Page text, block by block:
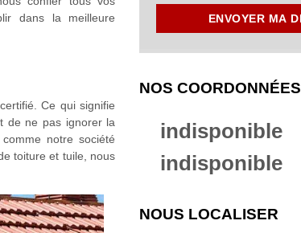
dans la meilleure
Ce qui signifie
de ne pas ignorer la
notre société
toiture et tuile, nous
NOS COORDONNÉES
indisponible
indisponible
NOUS LOCALISER